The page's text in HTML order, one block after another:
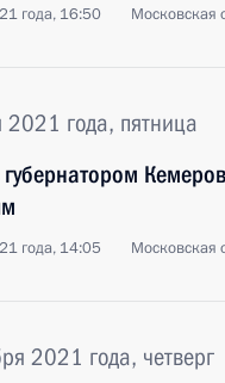
года, 16:50 Московская
2021 года, пятница
губернатором
года, 14:05 Московская
2021 года, четверг